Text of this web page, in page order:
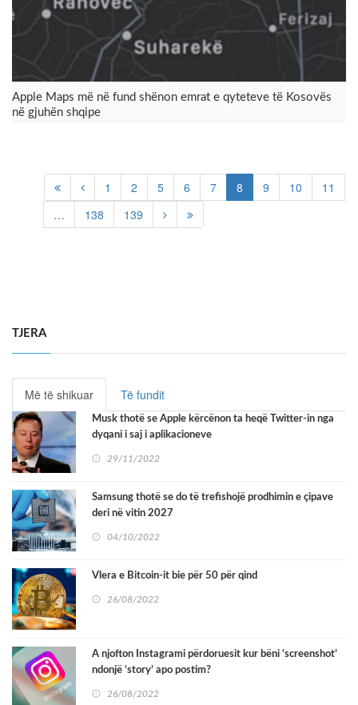
Apple Maps më në fund shënon emrat e qyteteve të Kosovës
në gjuhën shqipe
1 2 5 6 7 8 9 10
11
…
138 139
TJERA
Më të shikuar Të fundit
Musk thotë se Apple kërcënon ta heqë Twitter-in nga
dyqani i saj i aplikacioneve
29/11/2022
Samsung thotë se do të trefishojë prodhimin e çipave
deri në vitin 2027
04/10/2022
Vlera e Bitcoin-it bie për 50 për qind
26/08/2022
A njofton Instagrami përdoruesit kur bëni ‘screenshot’
ndonjë ‘story’ apo postim?
26/08/2022